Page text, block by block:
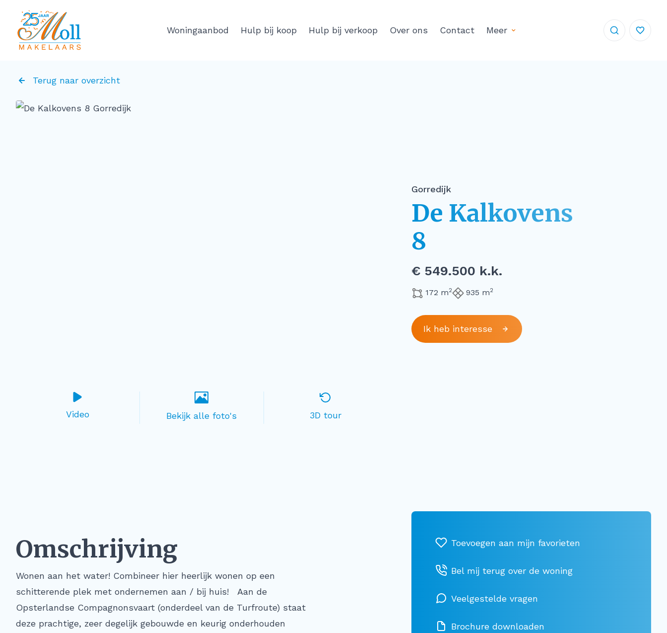
Woningaanbod Hulp bij koop Hulp bij verkoop Over ons Contact Meer
Terug naar overzicht
Video 3D tour
Gorredijk
De Kalkovens
8
€ 549.500 k.k.
172 m2 935 m2
Ik heb interesse
Omschrijving
Wonen aan het water! Combineer hier heerlijk wonen op een
schitterende plek met ondernemen aan / bij huis! Aan de
Opsterlandse Compagnonsvaart (onderdeel van de Turfroute) staat
deze prachtige, zeer degelijk gebouwde en keurig onderhouden
Bel mij terug over de woning
Veelgestelde vragen
Brochure downloaden